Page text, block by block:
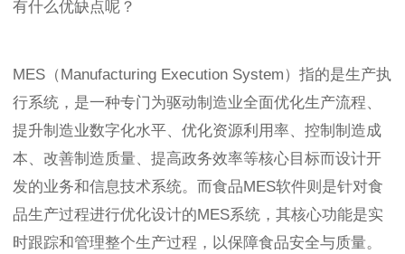
有什么优缺点呢？
MES（Manufacturing Execution System）指的是生产执
行系统，是一种专门为驱动制造业全面优化生产流程、
提升制造业数字化水平、优化资源利用率、控制制造成
本、改善制造质量、提高政务效率等核心目标而设计开
发的业务和信息技术系统。而食品MES软件则是针对食
品生产过程进行优化设计的MES系统，其核心功能是实
时跟踪和管理整个生产过程，以保障食品安全与质量。